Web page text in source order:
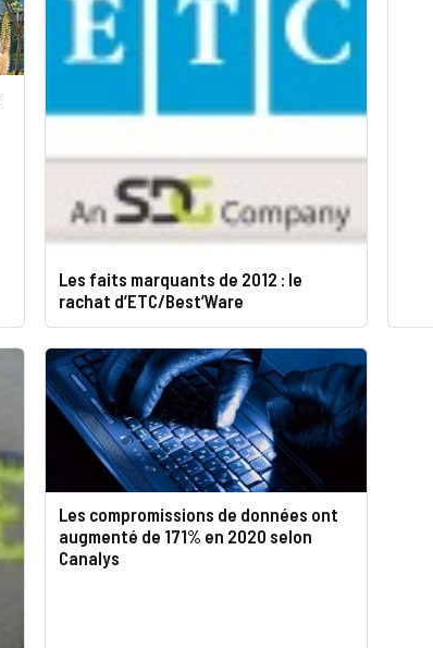
Les faits marquants de 2012 : le
rachat d’ETC/Best’Ware
Les compromissions de données ont
augmenté de 171% en 2020 selon
Canalys